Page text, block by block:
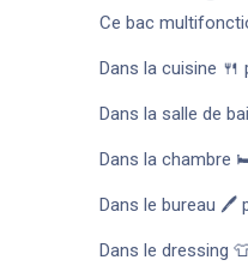
Ce bac
Dans la cuisine
Dans la salle de
Dans la chambre
Dans le bureau 🖊️
Dans le dressing